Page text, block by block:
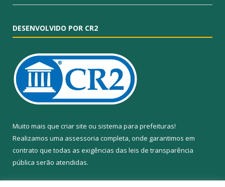
DESENVOLVIDO POR CR2
Muito mais que criar site ou sistema para prefeituras!
Realizamos uma assessoria completa, onde garantimos em
contrato que todas as exigências das leis de transparência
pública serão atendidas.